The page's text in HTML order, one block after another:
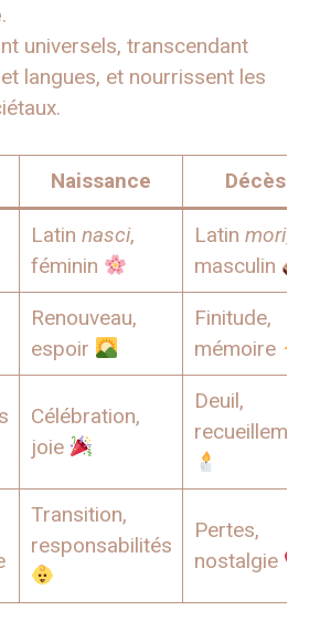
.
universels, transcendant
langues, et nourrissent les
Naissance Décès
Latin nasci,
féminin
Latin mori,
masculin
Renouveau,
espoir
Finitude,
mémoire
Célébration,
joie
Deuil,
recueillement
Transition,
responsabilités
Pertes,
nostalgie